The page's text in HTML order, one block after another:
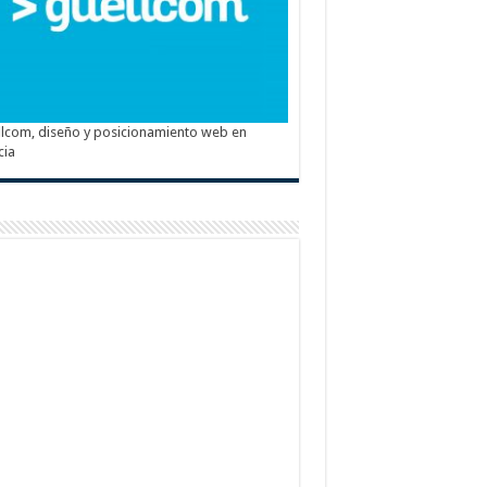
diseño y posicionamiento web en